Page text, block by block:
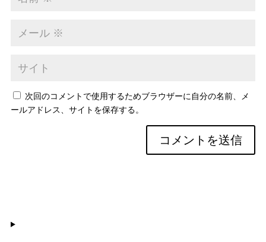
次回のコメントで使用するためブラウザーに自分の名前、メ
ールアドレス、サイトを保存する。